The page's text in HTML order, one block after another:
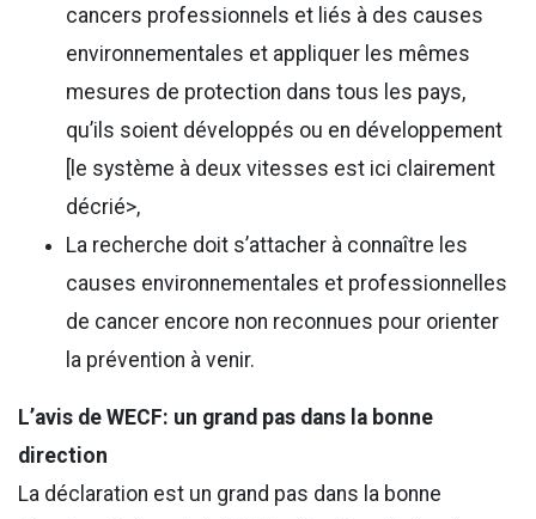
cancers professionnels et liés à des causes
environnementales et appliquer les mêmes
mesures de protection dans tous les pays,
qu’ils soient développés ou en développement
[le système à deux vitesses est ici clairement
décrié>,
La recherche doit s’attacher à connaître les
causes environnementales et professionnelles
de cancer encore non reconnues pour orienter
la prévention à venir.
L’avis de WECF: un grand pas dans la bonne
direction
La déclaration est un grand pas dans la bonne